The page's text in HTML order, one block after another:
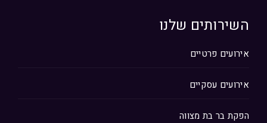
השירותים שלנו
אירועים פרטיים
אירועים עסקיים
הפקת בר בת מצווה